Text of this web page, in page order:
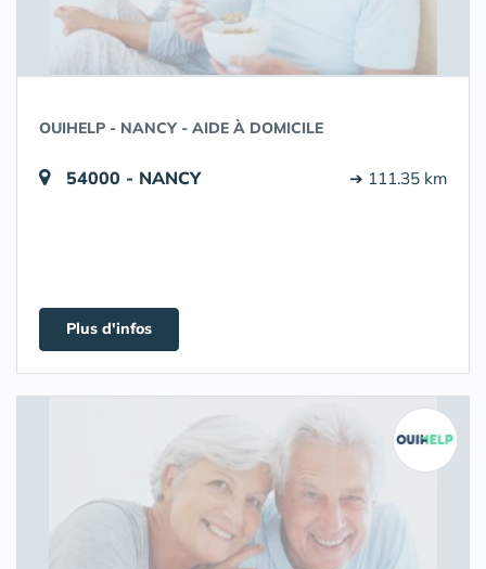
OUIHELP - NANCY - AIDE À DOMICILE
54000 - NANCY ➔ 111.35 km
Plus d'infos